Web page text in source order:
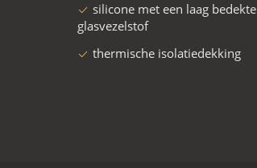
silicone met een laag bedekte
glasvezelstof
thermische isolatiedekking